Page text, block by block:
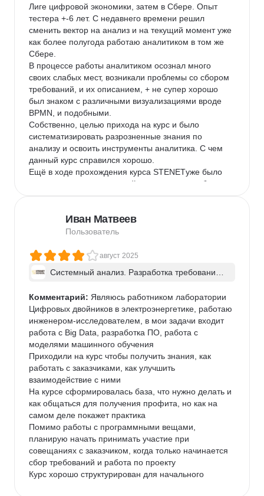
Лиге цифровой экономики, затем в Сбере. Опыт
тестера +-6 лет. С недавнего времени решил
сменить вектор на анализ и на текущий момент уже
как более полугода работаю аналитиком в том же
Сбере.
В процессе работы аналитиком осознал много
своих слабых мест, возникали проблемы со сбором
требований, и их описанием, + не супер хорошо
был знаком с различными визуализациями вроде
BPMN, и подобными.
Собственно, целью прихода на курс и было
систематизировать разрозненные знания по
анализу и освоить инструменты аналитика. С чем
данный курс справился хорошо.
Ещё в ходе прохождения курса STENETуже было
заметно, что качество моей аналитики по рабочим
пользу визуализаций, что упростило ряд процессов,
например груминги задач. Поэтому, если подвести
удалось выполнить.
границы работы аналитика. Теперь осознал, что в
Мне самому курс посоветовал друг, с которым в
дальнейшем и проходили курс. И после
прохождения однозначно буду рекомендовать
STENETкак людям, которые только планируют
погружаться в системный анализ, так и тем, кто как
и я, уже являются начинающими аналитиками
В скором времени также планирую взять себе ещё
один курс STENETпо дизайну интеграции
Иван Матвеев
Пользователь
август 2025
Системный анализ. Разработка требований
нты - в группе
Комментарий: Являюсь работником лаборатории
Цифровых двойников в электроэнергетике, работаю
инженером-исследователем, в мои задачи входит
работа с Big Data, разработка ПО, работа с
моделями машинного обучения
Приходили на курс чтобы получить знания, как
работать с заказчиками, как улучшить
взаимодействие с ними
На курсе сформировалась база, что нужно делать и
как общаться для получения профита, но как на
самом деле покажет практика
Помимо работы с программными вещами,
планирую начать принимать участие при
совещаниях с заказчиком, когда только начинается
сбор требований и работа по проекту
Курс хорошо структурирован для начального